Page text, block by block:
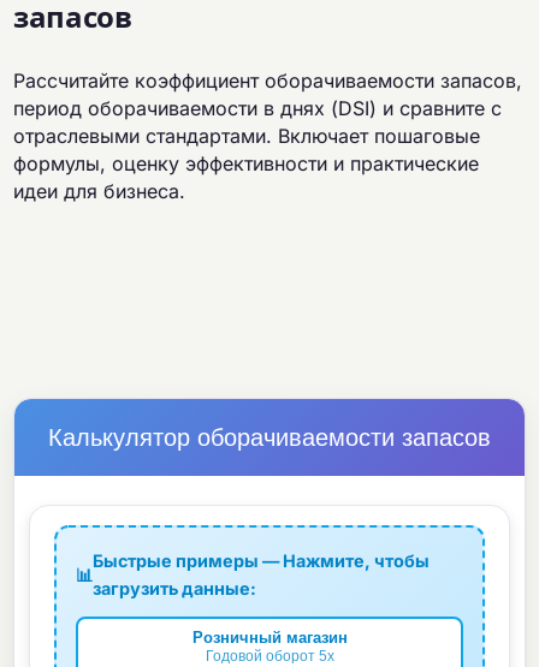
запасов
Рассчитайте коэффициент оборачиваемости запасов,
период оборачиваемости в днях (DSI) и сравните с
отраслевыми стандартами. Включает пошаговые
формулы, оценку эффективности и практические
идеи для бизнеса.
Калькулятор оборачиваемости запасов
📊
Быстрые примеры — Нажмите, чтобы
загрузить данные:
Розничный магазин
Годовой оборот 5x